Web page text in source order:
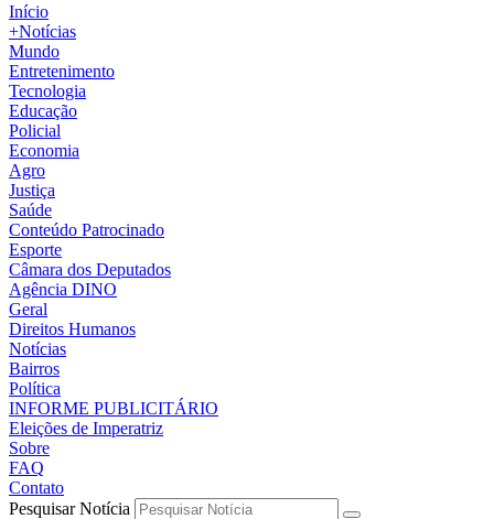
Início
+Notícias
Mundo
Entretenimento
Tecnologia
Educação
Policial
Economia
Agro
Justiça
Saúde
Conteúdo Patrocinado
Esporte
Câmara dos Deputados
Agência DINO
Geral
Direitos Humanos
Notícias
Bairros
Política
INFORME PUBLICITÁRIO
Eleições de Imperatriz
Sobre
FAQ
Contato
Pesquisar Notícia